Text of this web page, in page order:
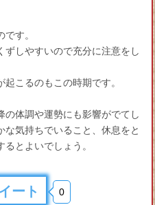
す。
しやすいので充分に注意をし
こるのもこの時期です。
の体調や運勢にも影響がでてし
な気持ちでいること、休息をと
とよいでしょう。
ート 0